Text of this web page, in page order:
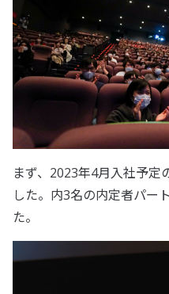
まず、2023年4月入社予定
した。内3名の内定者パー
た。